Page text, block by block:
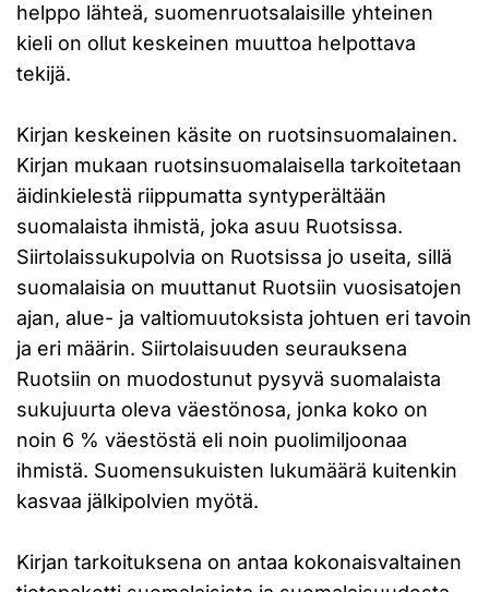
helppo lähteä, suomenruotsalaisille yhteinen
kieli on ollut keskeinen muuttoa helpottava
tekijä.
Kirjan keskeinen käsite on ruotsinsuomalainen.
Kirjan mukaan ruotsinsuomalaisella tarkoitetaan
äidinkielestä riippumatta syntyperältään
suomalaista ihmistä, joka asuu Ruotsissa.
Siirtolaissukupolvia on Ruotsissa jo useita, sillä
suomalaisia on muuttanut Ruotsiin vuosisatojen
ajan, alue- ja valtiomuutoksista johtuen eri tavoin
ja eri määrin. Siirtolaisuuden seurauksena
Ruotsiin on muodostunut pysyvä suomalaista
sukujuurta oleva väestönosa, jonka koko on
noin 6 % väestöstä eli noin puolimiljoonaa
ihmistä. Suomensukuisten lukumäärä kuitenkin
kasvaa jälkipolvien myötä.
Kirjan tarkoituksena on antaa kokonaisvaltainen